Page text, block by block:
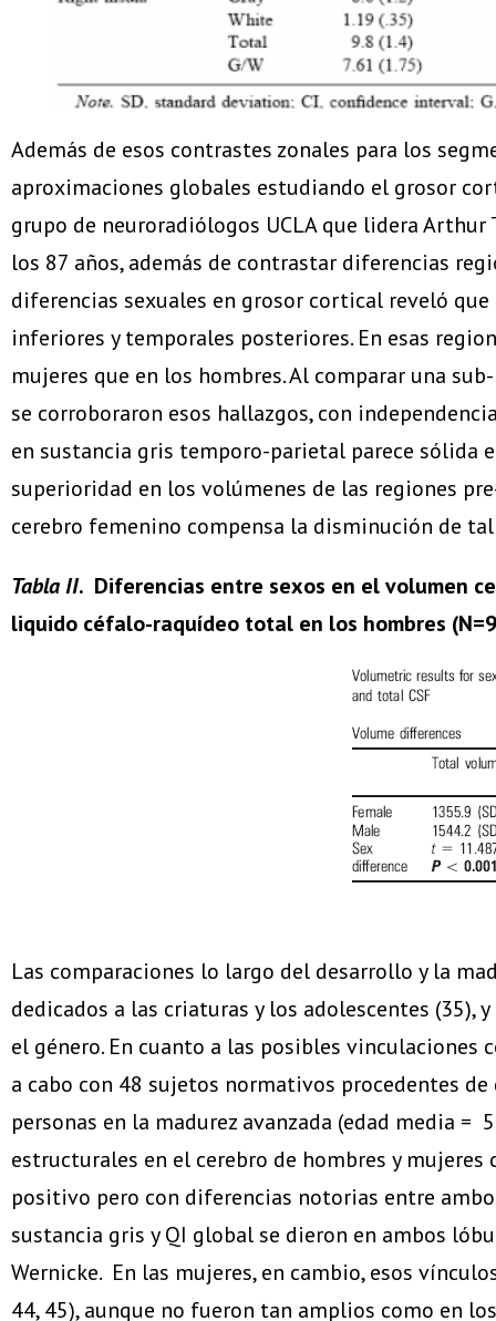
Además de esos contrastes zonales para los
aproximaciones globales estudiando el grosor
grupo de neuroradiólogos UCLA que lidera
los 87 años, además de contrastar diferencias
diferencias sexuales en grosor cortical reveló
inferiores y temporales posteriores. En esas
mujeres que en los hombres. Al comparar una
se corroboraron esos hallazgos, con
en sustancia gris temporo-parietal parece sólida
superioridad en los volúmenes de las regiones
cerebro femenino compensa la disminución de
Tabla II. Diferencias entre sexos en el volumen
liquido céfalo-raquídeo total en los hombres
Las comparaciones lo largo del desarrollo y la
dedicados a las criaturas y los adolescentes
el género. En cuanto a las posibles vinculaciones
a cabo con 48 sujetos normativos procedentes
personas en la madurez avanzada (edad media
estructurales en el cerebro de hombres y
positivo pero con diferencias notorias entre
sustancia gris y QI global se dieron en ambos
Wernicke. En las mujeres, en cambio, esos
44, 45), aunque no fueron tan amplios como en